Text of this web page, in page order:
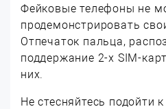
Фейковые телефоны не
продемонстрировать
Отпечаток пальца,
поддержание 2-х SIM-
них.
Не стесняйтесь подойти